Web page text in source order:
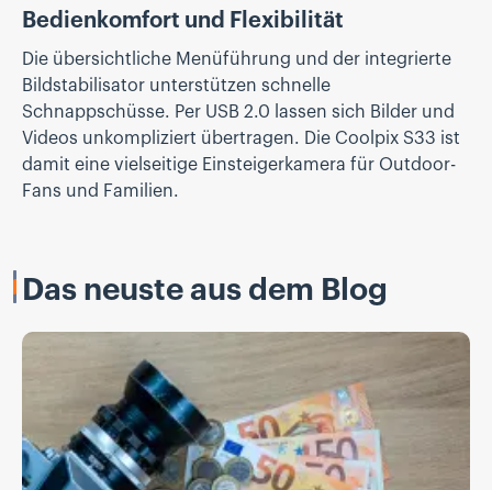
Bedienkomfort und Flexibilität
Die übersichtliche Menüführung und der integrierte
Bildstabilisator unterstützen schnelle
Schnappschüsse. Per USB 2.0 lassen sich Bilder und
Videos unkompliziert übertragen. Die Coolpix S33 ist
damit eine vielseitige Einsteigerkamera für Outdoor-
Fans und Familien.
Das neuste aus dem Blog